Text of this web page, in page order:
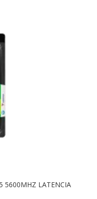
5600MHZ LATENCIA